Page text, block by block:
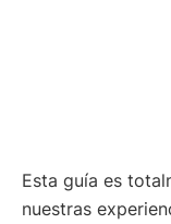
Esta guía es
nuestras